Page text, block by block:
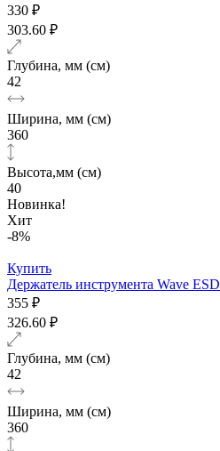
330 ₽
303.60 ₽
Глубина, мм (см)
42
Ширина, мм (см)
360
Высота,мм (см)
40
Новинка!
Хит
-8%
Купить
Держатель инструмента Wave ESD
355 ₽
326.60 ₽
Глубина, мм (см)
42
Ширина, мм (см)
360